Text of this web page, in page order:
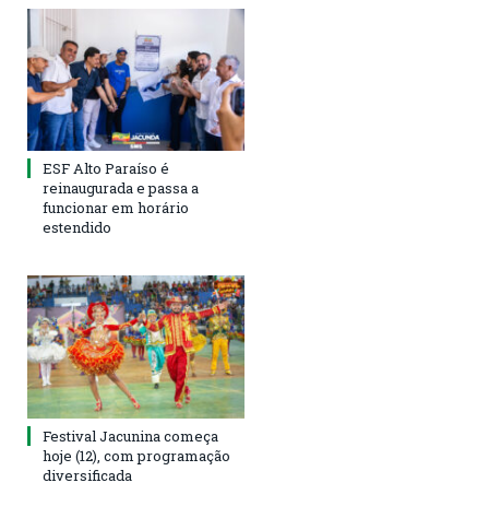
ESF Alto Paraíso é
reinaugurada e passa a
funcionar em horário
estendido
Festival Jacunina começa
hoje (12), com programação
diversificada